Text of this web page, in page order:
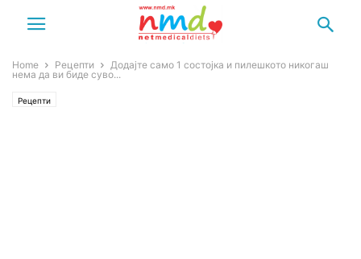
Home Рецепти
Додајте само 1 состојка и пилешкото никогаш
нема да ви биде суво...
Рецепти